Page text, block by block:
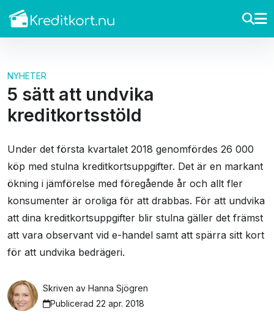
NYHETER
5 sätt att undvika
kreditkortsstöld
Under det första kvartalet 2018 genomfördes 26 000
köp med stulna kreditkortsuppgifter. Det är en markant
ökning i jämförelse med föregående år och allt fler
konsumenter är oroliga för att drabbas. För att undvika
att dina kreditkortsuppgifter blir stulna gäller det främst
att vara observant vid e-handel samt att spärra sitt kort
för att undvika bedrägeri.
Skriven av Hanna Sjögren
Publicerad 22 apr. 2018